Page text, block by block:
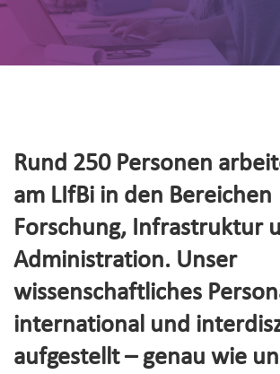
Rund 250 Personen
am LIfBi in den Bereichen
Forschung, Infrastruktur
Administration. Unser
wissenschaftliches
international und
aufgestellt – genau wie